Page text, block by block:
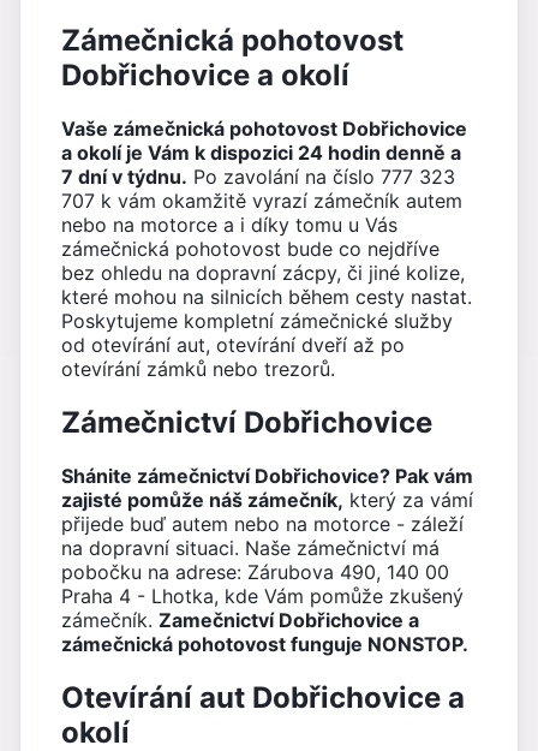
Zámečnická pohotovost
Dobřichovice a okolí
Vaše zámečnická pohotovost Dobřichovice
a okolí je Vám k dispozici 24 hodin denně a
7 dní v týdnu. Po zavolání na číslo 777 323
707 k vám okamžitě vyrazí zámečník autem
nebo na motorce a i díky tomu u Vás
zámečnická pohotovost bude co nejdříve
bez ohledu na dopravní zácpy, či jiné kolize,
které mohou na silnicích během cesty nastat.
Poskytujeme kompletní zámečnické služby
od otevírání aut, otevírání dveří až po
otevírání zámků nebo trezorů.
Zámečnictví Dobřichovice
Shánite zámečnictví Dobřichovice? Pak vám
zajisté pomůže náš zámečník, který za vámí
přijede buď autem nebo na motorce - záleží
na dopravní situaci. Naše zámečnictví má
pobočku na adrese: Zárubova 490, 140 00
Praha 4 - Lhotka, kde Vám pomůže zkušený
zámečník. Zamečnictví Dobřichovice a
zámečnická pohotovost funguje NONSTOP.
Otevírání aut Dobřichovice a
okolí